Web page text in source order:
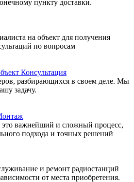
пункту доставки.
на объект для получения
по вопросам
Консультация
разбирающихся в своем деле. Мы
задачу.
важнейший и сложный процесс,
подхода и точных решений
и ремонт радиостанций
от места приобретения.